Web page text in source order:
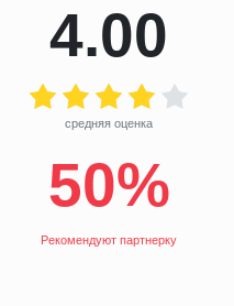
4.00
средняя оценка
50%
Рекомендуют партнерку